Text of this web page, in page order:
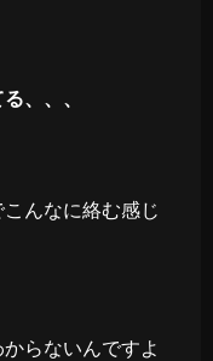
、、、
んなに絡む感じ
らないんですよ